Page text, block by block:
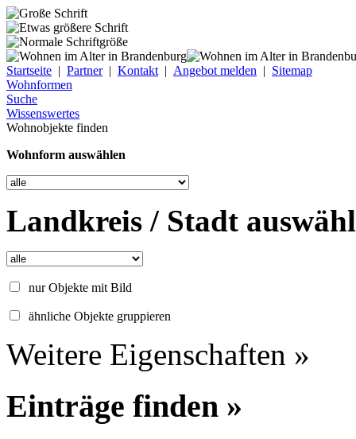
Startseite | Partner| Kontakt | Angebot melden | Sitemap
Wohnformen
Suche
Wissenswertes
Wohnobjekte finden
Wohnform auswählen
Landkreis / Stadt
nur Objekte mit Bild
ähnliche Objekte gruppieren
Weitere Eigenschaften »
Einträge finden »